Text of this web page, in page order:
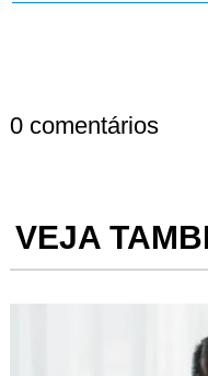
0 comentários
VEJA